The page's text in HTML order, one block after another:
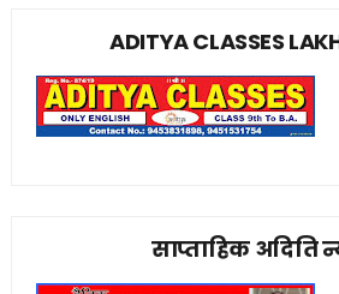
ADITYA CLASSES
साप्ताहिक अदिति